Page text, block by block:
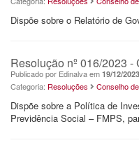
Dispõe sobre o Relatório de
Resolução nº 016/2023
Publicado por Edinalva em 19/12/2023
Categoria: Resoluções Conselho
Dispõe sobre a Política de
Previdência Social – FMPS,